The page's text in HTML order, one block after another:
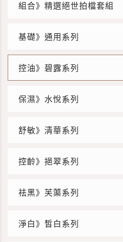
組合》精選絕世拍檔套組
基礎》通用系列
控油》碧露系列
保濕》水悅系列
舒敏》清華系列
控齡》挹翠系列
祛黑》芙蕖系列
淨白》皙白系列